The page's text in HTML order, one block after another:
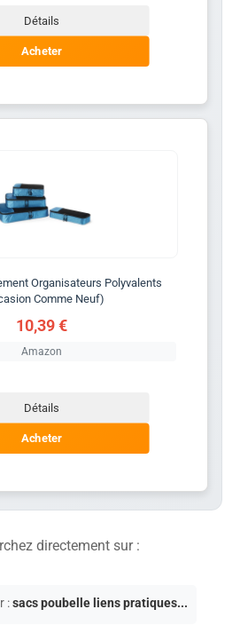
Détails
Acheter
Organisateurs Polyvalents
Comme Neuf)
10,39 €
Amazon
Détails
Acheter
directement sur :
:sacs poubelle liens pratiques...